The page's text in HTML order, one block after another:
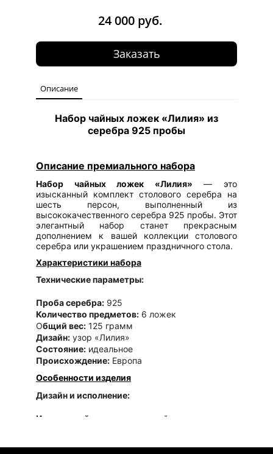
24 000 руб.
Заказать
Описание
Набор чайных ложек «Лилия» из
серебра 925 пробы
Описание премиального набора
Набор чайных ложек «Лилия» — это
изысканный комплект столового серебра на
шесть персон, выполненный из
высококачественного серебра 925 пробы. Этот
элегантный набор станет прекрасным
дополнением к вашей коллекции столового
серебра или украшением праздничного стола.
Характеристики набора
Технические параметры:
Проба серебра: 925
Количество предметов: 6 ложек
Общий вес: 125 грамм
Дизайн: узор «Лилия»
Состояние: идеальное
Происхождение: Европа
Особенности изделия
Дизайн и исполнение:
Изысканный узор
в виде лилий